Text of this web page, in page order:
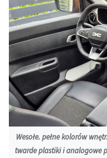
Wesołe. pełne kolorów
twarde plastiki i analogowe